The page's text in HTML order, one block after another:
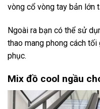
vòng cổ vòng tay bản lớn
Ngoài ra bạn có thể sử
thao mang phong cách
phục.
Mix đồ cool ngầu